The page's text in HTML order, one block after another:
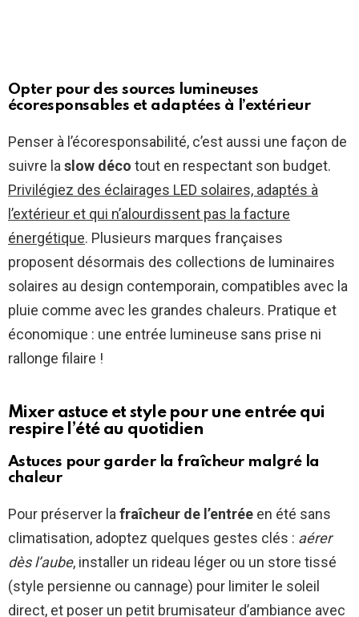
Opter pour des sources lumineuses
écoresponsables et adaptées à l’extérieur
Penser à l’écoresponsabilité, c’est aussi une façon de
suivre la slow déco tout en respectant son budget.
Privilégiez des éclairages LED solaires, adaptés à
l’extérieur et qui n’alourdissent pas la facture
énergétique. Plusieurs marques françaises
proposent désormais des collections de luminaires
solaires au design contemporain, compatibles avec la
pluie comme avec les grandes chaleurs. Pratique et
économique : une entrée lumineuse sans prise ni
rallonge filaire !
Mixer astuce et style pour une entrée qui
respire l’été au quotidien
Astuces pour garder la fraîcheur malgré la
chaleur
Pour préserver la fraîcheur de l’entrée en été sans
climatisation, adoptez quelques gestes clés : aérer
dès l’aube, installer un rideau léger ou un store tissé
(style persienne ou cannage) pour limiter le soleil
direct, et poser un petit brumisateur d’ambiance avec